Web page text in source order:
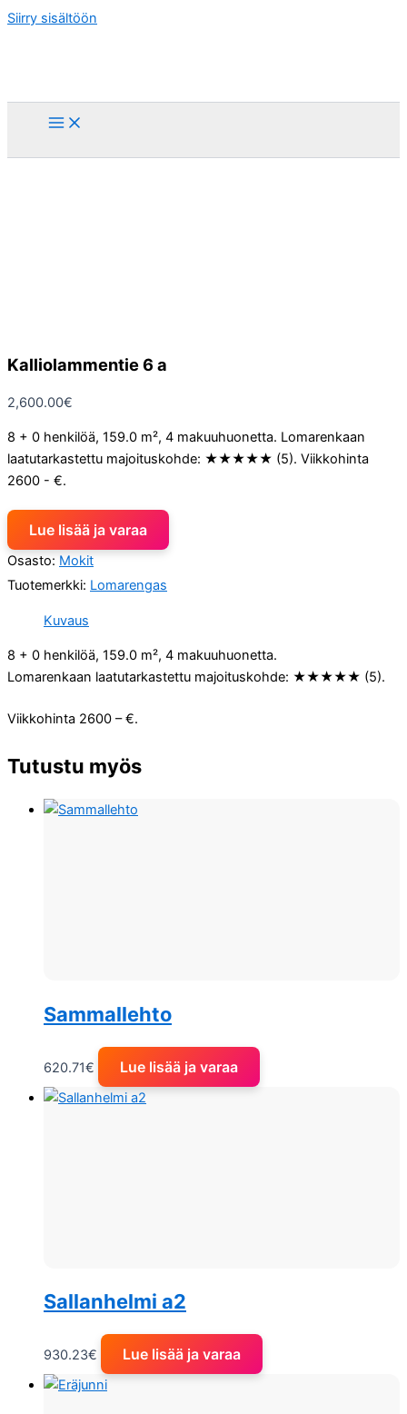
Siirry sisältöön
Kalliolammentie 6 a
2,600.00€
8 + 0 henkilöä, 159.0 m², 4 makuuhuonetta. Lomarenkaan
laatutarkastettu majoituskohde: ★★★★★ (5). Viikkohinta
2600 - €.
Lue lisää ja varaa
Osasto: Mokit
Tuotemerkki: Lomarengas
Kuvaus
8 + 0 henkilöä, 159.0 m², 4 makuuhuonetta.
Lomarenkaan laatutarkastettu majoituskohde: ★★★★★ (5).
Viikkohinta 2600 – €.
Tutustu myös
Sammallehto
620.71€ Lue lisää ja varaa
Sallanhelmi a2
930.23€ Lue lisää ja varaa